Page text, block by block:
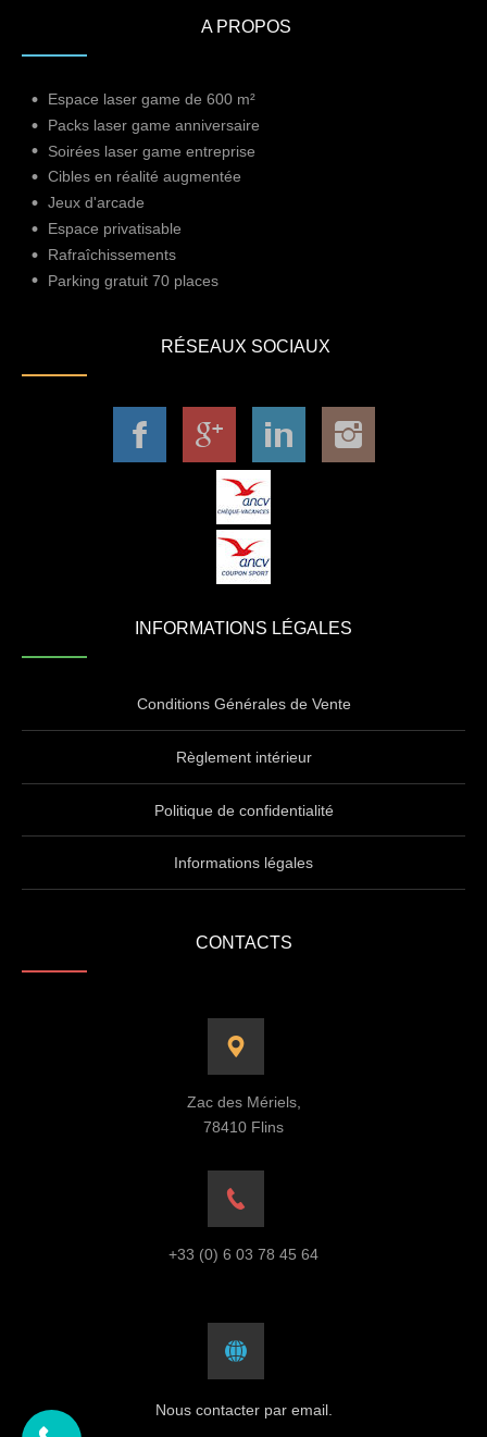
A PROPOS
Espace laser game de 600 m²
Packs laser game anniversaire
Soirées laser game entreprise
Cibles en réalité augmentée
Jeux d'arcade
Espace privatisable
Rafraîchissements
Parking gratuit 70 places
RÉSEAUX SOCIAUX
INFORMATIONS LÉGALES
Conditions Générales de Vente
Règlement intérieur
Politique de confidentialité
Informations légales
CONTACTS
Zac des Mériels,
78410 Flins
+33 (0) 6 03 78 45 64
Nous contacter par email.